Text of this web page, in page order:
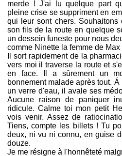
merde ! J'ai lu quelque part
pleine crise se suppriment en
qui leur sont chers.
son fils de la route en quelque
un dessein funeste pour nous
comme Ninette la femme de Max
Il sort rapidement de la
vers moi il traverse la route et
en face. Il a sûrement un
bonnement malade après tout.
un verre d'eau, il avale ses
Aucune raison de paniquer
ridicule. Calme toi mon petit
vois venir. Assez de
Tiens, compte les billets ! Tu
deux, ni vu ni connu, en guise
douze.
Je me résigne à l'honnêteté